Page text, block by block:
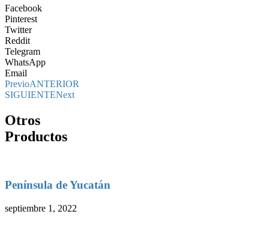
Facebook
Pinterest
Twitter
Reddit
Telegram
WhatsApp
Email
PrevioANTERIOR
SIGUIENTENext
Otros
Productos
Península de Yucatán
septiembre 1, 2022